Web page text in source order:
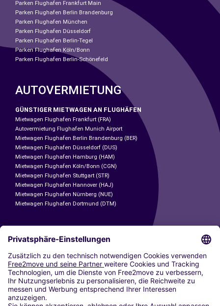
Parken Flughafen Frankfurt Main
Parken Flughafen Berlin Brandenburg
Parken Flughafen München
Parken Flughafen Düsseldorf
Parken Flughafen Berlin-Tegel
Parken Flughafen Köln/Bonn
Parken Flughafen Berlin-Schönefeld
AUTOVERMIETUNG
GÜNSTIGER MIETWAGEN AN FLUGHÄFEN
Mietwagen Flughafen Frankfurt (FRA)
Autovermietung Flughafen Munich Airport
Mietwagen Flughafen Berlin Brandenburg (BER)
Mietwagen Flughafen Düsseldorf (DUS)
Mietwagen Flughafen Hamburg (HAM)
Mietwagen Flughafen Köln/Bonn (CGN)
Mietwagen Flughafen Stuttgart (STR)
Mietwagen Flughafen Hannover (HAJ)
Mietwagen Flughafen Nürnberg (NUE)
Mietwagen Flughafen Dortmund (DTM)
CARSHARING
UNSERE STÄDTE
Paris
Madrid
Washington DC
Mailand
Rom